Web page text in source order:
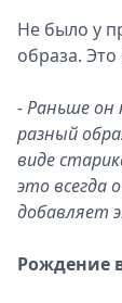
Не было у
образа.
- Раньше он
разный
виде
это всегда
добавляет
Рождение